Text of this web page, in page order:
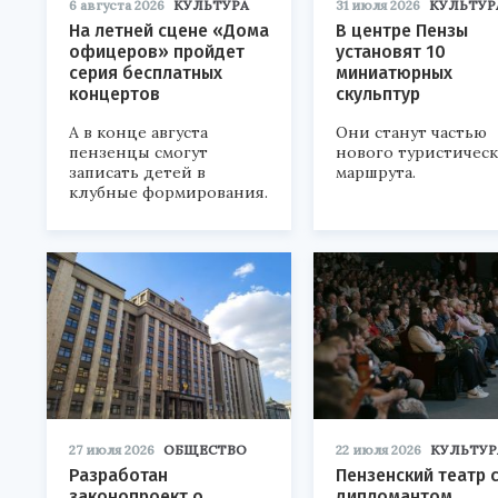
6 августа 2026 КУЛЬТУРА
На летней сцене «Дома
офицеров» пройдет
серия бесплатных
концертов
А в конце августа
пензенцы смогут
записать детей в
клубные формирования.
31 июля 2026
В центре Пензы
установят 10
миниатюрных
скульптур
Они станут частью
нового
маршрута.
27 июля 2026 ОБЩЕСТВО
Разработан
22 июля 2026
Пензенский театр